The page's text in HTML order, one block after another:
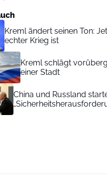
Kreml ändert seinen Ton:
echter Krieg ist
Kreml schlägt
einer Stadt
China und Russland